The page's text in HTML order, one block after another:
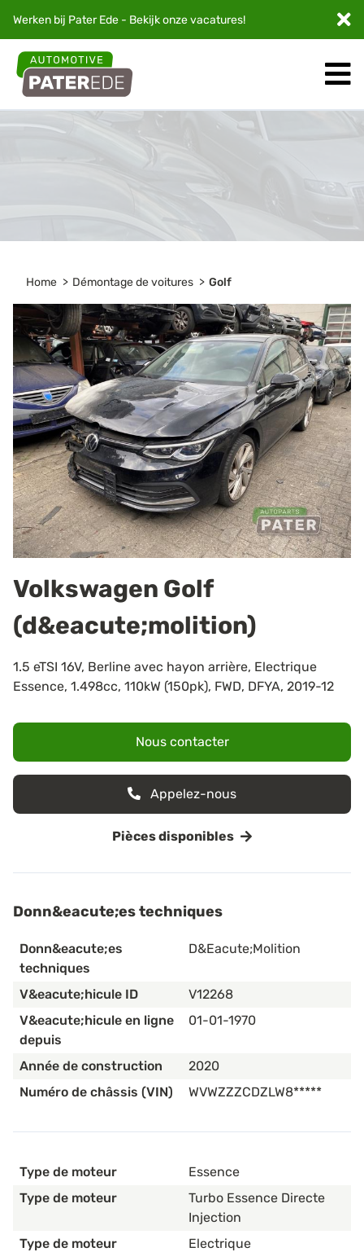
Werken bij Pater Ede - Bekijk onzevacatures!
Home Démontage de voitures Golf
Volkswagen Golf
(d&eacute;molition)
1.5 eTSI 16V, Berline avec hayon arrière, Electrique
Essence, 1.498cc, 110kW (150pk), FWD, DFYA, 2019-12
Nous contacter
Appelez-nous
Pièces disponibles
Donn&eacute;es techniques
Donn&eacute;es
techniques
D&eacute;molition
V&eacute;hicule ID
V12268
V&eacute;hicule en ligne
depuis
01-01-1970
Année de construction
2020
Numéro de châssis (VIN)
WVWZZZCDZLW8*****
Type de moteur
Essence
Type de moteur
Turbo Essence Directe
Injection
Type de moteur
Electrique